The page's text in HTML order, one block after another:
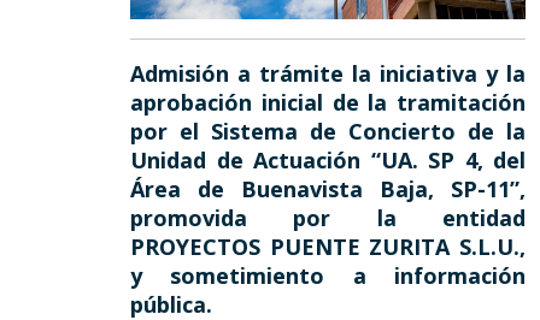
Admisión a trámite la iniciativa y la
aprobación inicial de la tramitación
por el Sistema de Concierto de la
Unidad de Actuación “UA. SP 4, del
Área de Buenavista Baja, SP-11”,
promovida por la entidad
PROYECTOS PUENTE ZURITA S.L.U.,
y sometimiento a información
pública.